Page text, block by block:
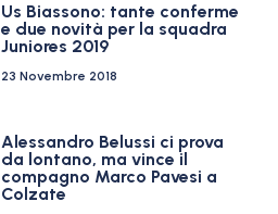
Us Biassono: tante conferme
e due novità per la squadra
Juniores 2019
23 Novembre 2018
Alessandro Belussi ci prova
da lontano, ma vince il
compagno Marco Pavesi a
Colzate